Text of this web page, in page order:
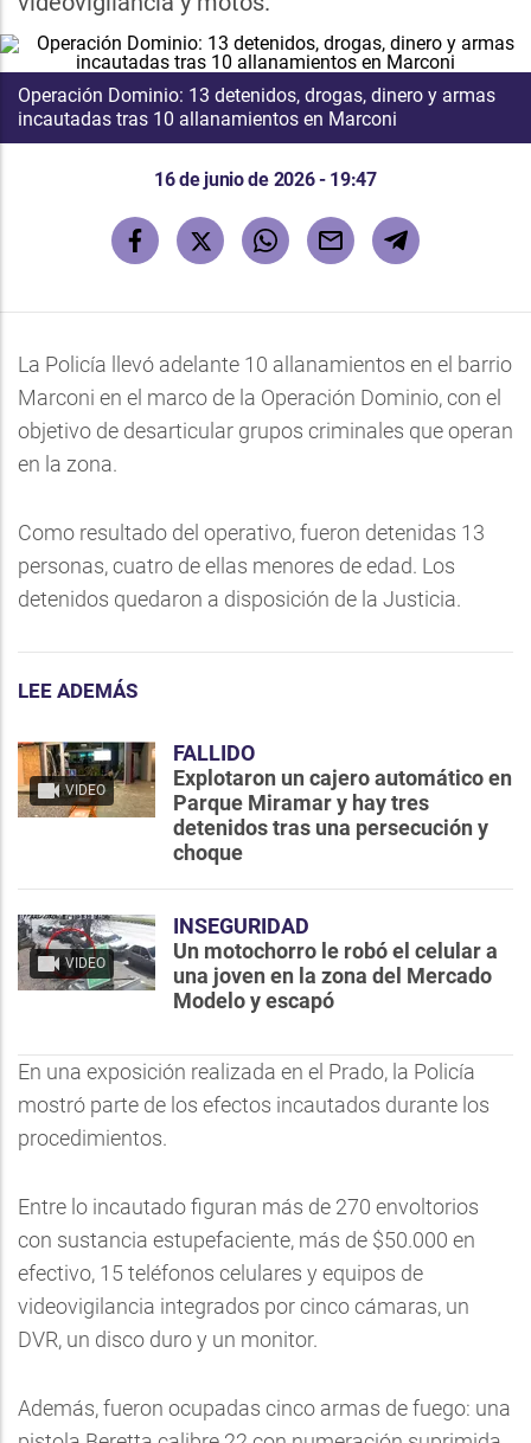
Operación Dominio: 13 detenidos, drogas, dinero y armas
incautadas tras 10 allanamientos en Marconi
16 de junio de 2026 - 19:47
La Policía llevó adelante 10 allanamientos en el barrio
Marconi en el marco de la Operación Dominio, con el
objetivo de desarticular grupos criminales que operan
en la zona.
Como resultado del operativo, fueron detenidas 13
personas, cuatro de ellas menores de edad. Los
detenidos quedaron a disposición de la Justicia.
LEE ADEMÁS
VIDEO
FALLIDO
Explotaron un cajero automático en
Parque Miramar y hay tres
detenidos tras una persecución y
choque
VIDEO
INSEGURIDAD
Un motochorro le robó el celular a
una joven en la zona del Mercado
Modelo y escapó
En una exposición realizada en el Prado, la Policía
mostró parte de los efectos incautados durante los
procedimientos.
Entre lo incautado figuran más de 270 envoltorios
con sustancia estupefaciente, más de $50.000 en
efectivo, 15 teléfonos celulares y equipos de
videovigilancia integrados por cinco cámaras, un
DVR, un disco duro y un monitor.
Además, fueron ocupadas cinco armas de fuego: una